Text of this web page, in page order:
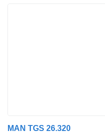
MAN TGS 26.320